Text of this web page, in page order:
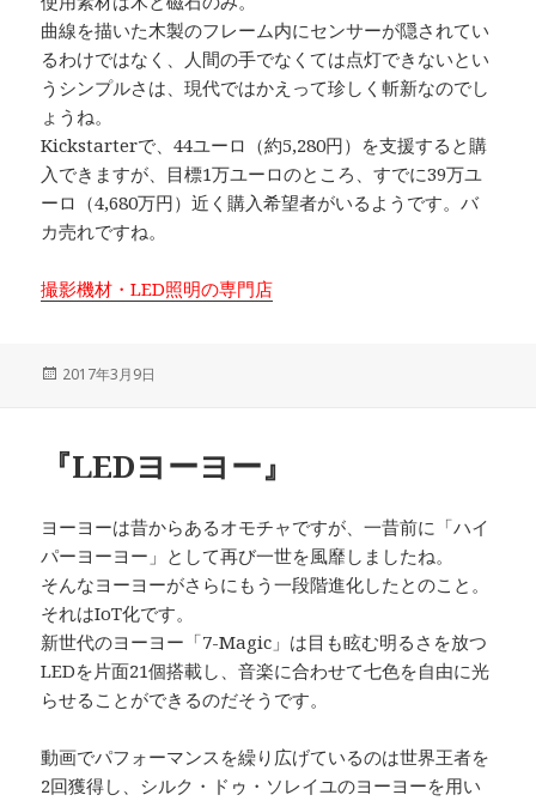
曲線を描いた木製のフレーム内にセンサーが隠されてい
るわけではなく、人間の手でなくては点灯できないとい
うシンプルさは、現代ではかえって珍しく斬新なのでし
ょうね。
Kickstarterで、44ユーロ（約5,280円）を支援すると購
入できますが、目標1万ユーロのところ、すでに39万ユ
ーロ（4,680万円）近く購入希望者がいるようです。バ
カ売れですね。
撮影機材・LED照明の専門店
投
2017年3月9日
『LEDヨーヨー』
ヨーヨーは昔からあるオモチャですが、一昔前に「ハイ
パーヨーヨー」として再び一世を風靡しましたね。
そんなヨーヨーがさらにもう一段階進化したとのこと。
それはIoT化です。
新世代のヨーヨー「7-Magic」は目も眩む明るさを放つ
LEDを片面21個搭載し、音楽に合わせて七色を自由に光
らせることができるのだそうです。
動画でパフォーマンスを繰り広げているのは世界王者を
2回獲得し、シルク・ドゥ・ソレイユのヨーヨーを用い